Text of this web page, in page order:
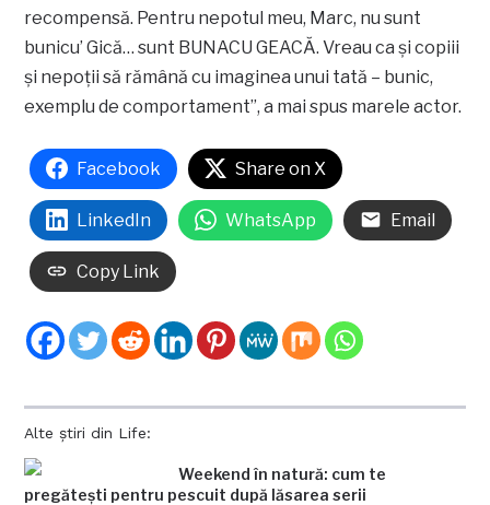
Alte știri din Life:
Weekend în natură: cum te
pregătești pentru pescuit după lăsarea serii
recompensă. Pentru nepotul meu, Marc, nu sunt
bunicu’ Gică… sunt BUNACU GEACĂ. Vreau ca și copiii
și nepoții să rămână cu imaginea unui tată – bunic,
exemplu de comportament”, a mai spus marele actor.
Facebook Share on X
LinkedIn WhatsApp Email
Copy Link